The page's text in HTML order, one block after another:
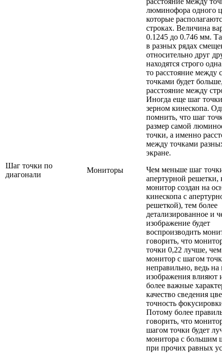
Шаг точки по
диагонали
Мониторы
люминофора одного
которые
строках. Величина
0.1245 до 0.746 мм.
в разных рядах
относительно друг
находятся строго
то расстояние между
точками будет
расстояние между
Иногда еще шаг
зерном кинескопа.
помнить, что шаг
размер самой
точки, а именно
между точками
экране.
Чем меньше шаг
апертурной решетки,
монитор создан на
кинескопа с
решеткой), тем более
детализированное и
изображение будет
воспроизводить
говорить, что
точки 0,22 лучше,
монитор с шагом
неправильно, ведь на
изображения влияют
более важные
качество сведения
точность
Потому более
говорить, что
шагом точки будет
монитора с большим
при прочих равных